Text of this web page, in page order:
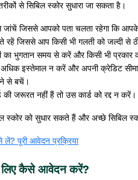
से सिबिल स्कोर सुधारा जा सकता है।
जिससे आपको पता चलता रहेगा कि आपके
रहें जिससे आप किसी भी गलती को जल्दी
भुगतान समय से करें और किसी भी प्रकार
इस्तेमाल न करें और अपनी क्रेडिट
से बचें।
जरूरत नहीं हैं तो उस कार्ड को रद्द न करें।
स्कोर को सुधार सकते हैं और अच्छे सिबिल
लें? पूरी आवेदन प्रक्रिया
के लिए कैसे आवेदन करें?